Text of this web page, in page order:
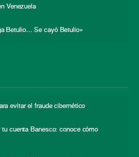
Venezuela
Betulio… Se cayó Betulio»
evitar el fraude cibernético
tu cuenta Banesco: conoce cómo